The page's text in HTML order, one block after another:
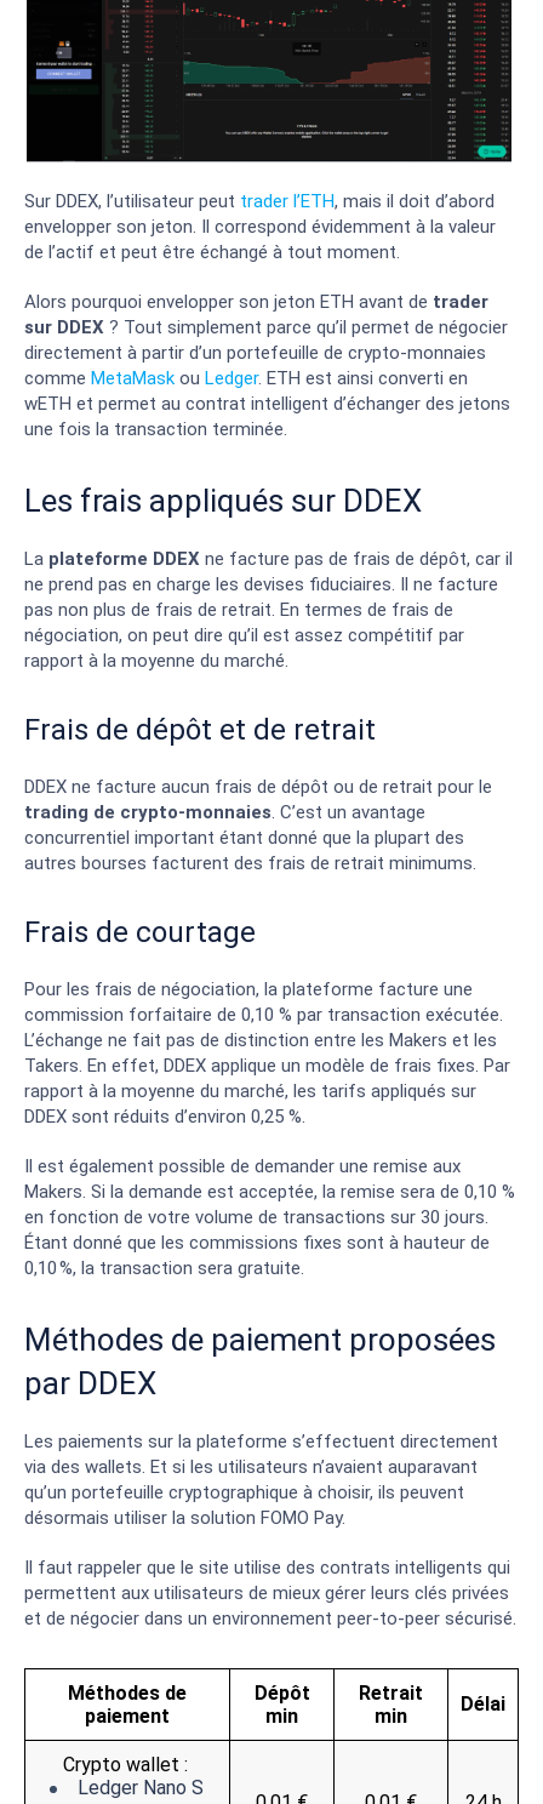
Sur DDEX, l’utilisateur peut trader l’ETH, mais il doit d’abord
envelopper son jeton. Il correspond évidemment à la valeur
de l’actif et peut être échangé à tout moment.
Alors pourquoi envelopper son jeton ETH avant de trader
sur DDEX ? Tout simplement parce qu’il permet de négocier
directement à partir d’un portefeuille de crypto-monnaies
comme MetaMask ou Ledger. ETH est ainsi converti en
wETH et permet au contrat intelligent d’échanger des jetons
une fois la transaction terminée.
Les frais appliqués sur DDEX
La plateforme DDEX ne facture pas de frais de dépôt, car il
ne prend pas en charge les devises fiduciaires. Il ne facture
pas non plus de frais de retrait. En termes de frais de
négociation, on peut dire qu’il est assez compétitif par
rapport à la moyenne du marché.
Frais de dépôt et de retrait
DDEX ne facture aucun frais de dépôt ou de retrait pour le
trading de crypto-monnaies. C’est un avantage
concurrentiel important étant donné que la plupart des
autres bourses facturent des frais de retrait minimums.
Frais de courtage
Pour les frais de négociation, la plateforme facture une
commission forfaitaire de 0,10 % par transaction exécutée.
L’échange ne fait pas de distinction entre les Makers et les
Takers. En effet, DDEX applique un modèle de frais fixes. Par
rapport à la moyenne du marché, les tarifs appliqués sur
DDEX sont réduits d’environ 0,25 %.
Il est également possible de demander une remise aux
Makers. Si la demande est acceptée, la remise sera de 0,10 %
en fonction de votre volume de transactions sur 30 jours.
Étant donné que les commissions fixes sont à hauteur de
0,10 %, la transaction sera gratuite.
Méthodes de paiement proposées
par DDEX
Les paiements sur la plateforme s’effectuent directement
via des wallets. Et si les utilisateurs n’avaient auparavant
qu’un portefeuille cryptographique à choisir, ils peuvent
désormais utiliser la solution FOMO Pay.
Il faut rappeler que le site utilise des contrats intelligents qui
permettent aux utilisateurs de mieux gérer leurs clés privées
et de négocier dans un environnement peer-to-peer sécurisé.
Méthodes de
paiement
Dépôt
min
Retrait
min
Délai
Crypto wallet :
Ledger Nano S